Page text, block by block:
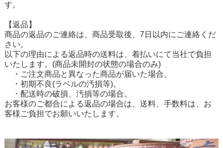
す。
【返品】
商品の返品のご連絡は、商品受取後、7日以内にご連絡くだ
さい。
以下の理由による返品時の送料は、着払いにて当社で負担
いたします。(商品未開封の状態の場合のみ)
・ご注文商品と異なった商品が届いた場合。
・初期不良(ラベルの汚損等)。
・配送時の破損、汚損等の場合。
お客様のご都合による返品の場合は、送料、手数料は、お
客様ご負担でお願いいたします。